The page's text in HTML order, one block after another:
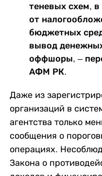
теневых схем, в
от
бюджетных
вывод
оффшоры, –
АФМ РК.
Даже из
организаций в
агентства только
сообщения о
операциях.
Закона о